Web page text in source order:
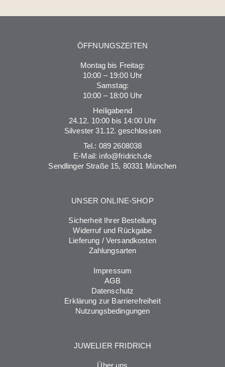
ÖFFNUNGSZEITEN
Montag bis Freitag:
10:00 – 19:00 Uhr
Samstag:
10:00 – 18:00 Uhr
Heiligabend
24.12. 10:00 bis 14:00 Uhr
Silvester 31.12. geschlossen
Tel.: 089 2608038
E-Mail: info@fridrich.de
Sendlinger Straße 15, 80331 München
UNSER ONLINE-SHOP
Sicherheit Ihrer Bestellung
Widerruf und Rückgabe
Lieferung / Versandkosten
Zahlungsarten
Impressum
AGB
Datenschutz
Erklärung zur Barrierefreiheit
Nutzungsbedingungen
JUWELIER FRIDRICH
Über uns